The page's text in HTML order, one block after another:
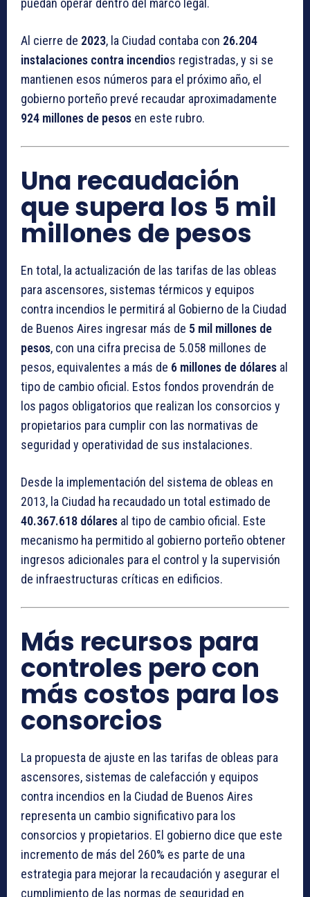
puedan operar dentro del marco legal.
Al cierre de 2023, la Ciudad contaba con 26.204
instalaciones contra incendios registradas, y si se
mantienen esos números para el próximo año, el
gobierno porteño prevé recaudar aproximadamente
924 millones de pesos en este rubro.
Una recaudación
que supera los 5 mil
millones de pesos
En total, la actualización de las tarifas de las obleas
para ascensores, sistemas térmicos y equipos
contra incendios le permitirá al Gobierno de la Ciudad
de Buenos Aires ingresar más de 5 mil millones de
pesos, con una cifra precisa de 5.058 millones de
pesos, equivalentes a más de 6 millones de dólares al
tipo de cambio oficial. Estos fondos provendrán de
los pagos obligatorios que realizan los consorcios y
propietarios para cumplir con las normativas de
seguridad y operatividad de sus instalaciones.
Desde la implementación del sistema de obleas en
2013, la Ciudad ha recaudado un total estimado de
40.367.618 dólares al tipo de cambio oficial. Este
mecanismo ha permitido al gobierno porteño obtener
ingresos adicionales para el control y la supervisión
de infraestructuras críticas en edificios.
Más recursos para
controles pero con
más costos para los
consorcios
La propuesta de ajuste en las tarifas de obleas para
ascensores, sistemas de calefacción y equipos
contra incendios en la Ciudad de Buenos Aires
representa un cambio significativo para los
consorcios y propietarios. El gobierno dice que este
incremento de más del 260% es parte de una
estrategia para mejorar la recaudación y asegurar el
cumplimiento de las normas de seguridad en